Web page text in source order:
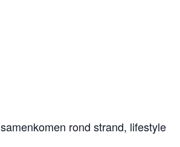
rond strand, lifestyle